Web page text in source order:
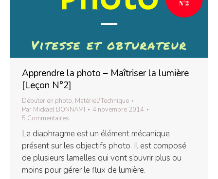
Apprendre la photo – Maîtriser la lumière
[Leçon N°2]
Débuter en photo, Matériel/Technique
Par Mickaël BONNAMI
4 novembre 2014
5 Commentaires
Le diaphragme est un élément mécanique
présent sur les objectifs photo. Il est composé
de plusieurs lamelles qui vont s’ouvrir plus ou
moins pour gérer le flux de lumière.